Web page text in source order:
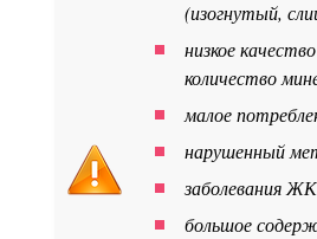
(изогнутый,
низкое
количество
малое
нарушенный
заболевания
большое